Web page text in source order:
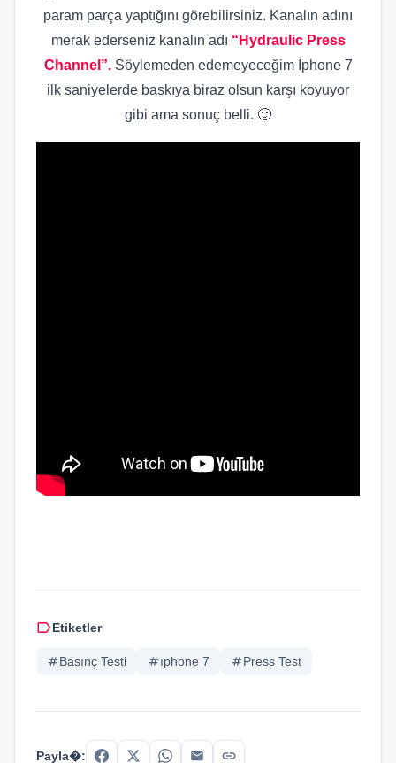
param parça yaptığını görebilirsiniz. Kanalın adını
merak ederseniz kanalın adı “Hydraulic Press
Channel”. Söylemeden edemeyeceğim İphone 7
ilk saniyelerde baskıya biraz olsun karşı koyuyor
gibi ama sonuç belli. 🙂
labelEtiketler
tagBasınç Testi tagıphone 7 tagPress Test
Payla�: link